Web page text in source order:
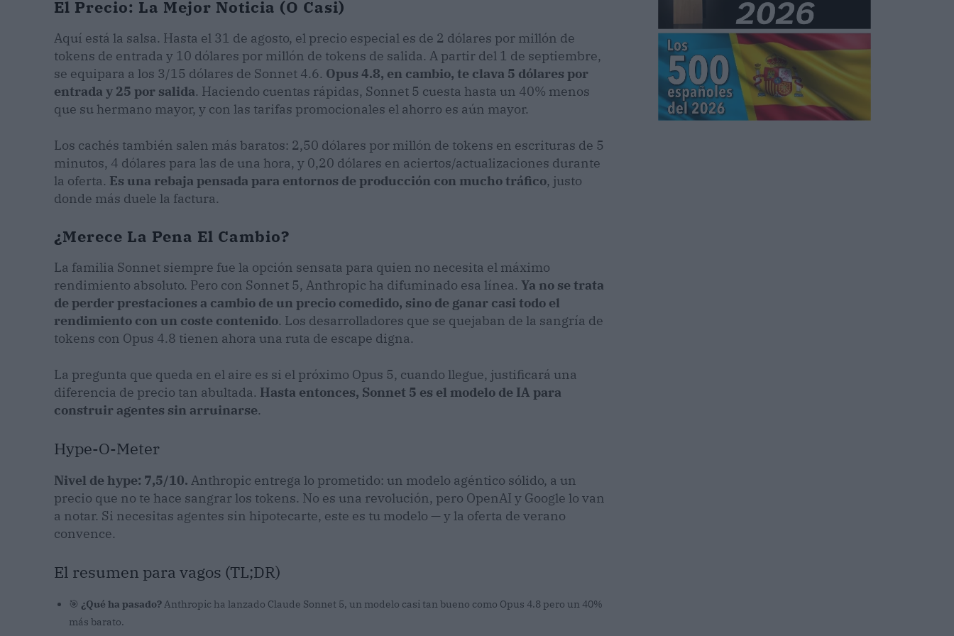
El Precio: La Mejor Noticia (O Casi)
Aquí está la salsa. Hasta el 31 de agosto, el precio especial es de 2 dólares por millón de
tokens de entrada y 10 dólares por millón de tokens de salida. A partir del 1 de septiembre,
se equipara a los 3/15 dólares de Sonnet 4.6. Opus 4.8, en cambio, te clava 5 dólares por
entrada y 25 por salida. Haciendo cuentas rápidas, Sonnet 5 cuesta hasta un 40% menos
que su hermano mayor, y con las tarifas promocionales el ahorro es aún mayor.
Los cachés también salen más baratos: 2,50 dólares por millón de tokens en escrituras de 5
minutos, 4 dólares para las de una hora, y 0,20 dólares en aciertos/actualizaciones durante
la oferta. Es una rebaja pensada para entornos de producción con mucho tráfico, justo
donde más duele la factura.
¿Merece La Pena El Cambio?
La familia Sonnet siempre fue la opción sensata para quien no necesita el máximo
rendimiento absoluto. Pero con Sonnet 5, Anthropic ha difuminado esa línea. Ya no se trata
de perder prestaciones a cambio de un precio comedido, sino de ganar casi todo el
rendimiento con un coste contenido. Los desarrolladores que se quejaban de la sangría de
tokens con Opus 4.8 tienen ahora una ruta de escape digna.
La pregunta que queda en el aire es si el próximo Opus 5, cuando llegue, justificará una
diferencia de precio tan abultada. Hasta entonces, Sonnet 5 es el modelo de IA para
construir agentes sin arruinarse.
Hype-O-Meter
Nivel de hype: 7,5/10. Anthropic entrega lo prometido: un modelo agéntico sólido, a un
precio que no te hace sangrar los tokens. No es una revolución, pero OpenAI y Google lo van
a notar. Si necesitas agentes sin hipotecarte, este es tu modelo — y la oferta de verano
convence.
El resumen para vagos (TL;DR)
🎯 ¿Qué ha pasado?Anthropic ha lanzado Claude Sonnet 5, un modelo casi tan bueno como Opus 4.8 pero un 40%
más barato.